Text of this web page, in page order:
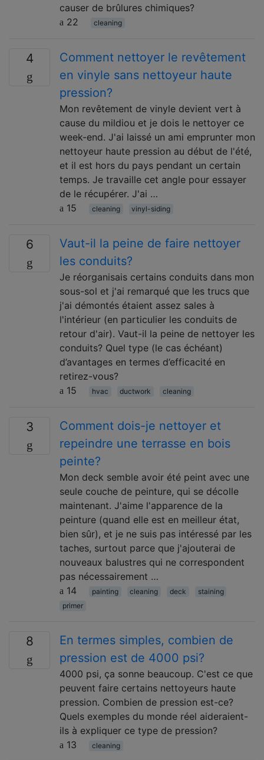
causer de brûlures chimiques?
22
cleaning
4
Comment nettoyer le revêtement
en vinyle sans nettoyeur haute
pression?
Mon revêtement de vinyle devient vert à
cause du mildiou et je dois le nettoyer ce
week-end. J'ai laissé un ami emprunter mon
nettoyeur haute pression au début de l'été,
et il est hors du pays pendant un certain
temps. Je travaille cet angle pour essayer
de le récupérer. J'ai …
15
cleaning vinyl-siding
6
Vaut-il la peine de faire nettoyer
les conduits?
Je réorganisais certains conduits dans mon
sous-sol et j'ai remarqué que les trucs que
j'ai démontés étaient assez sales à
l'intérieur (en particulier les conduits de
retour d'air). Vaut-il la peine de nettoyer les
conduits? Quel type (le cas échéant)
d’avantages en termes d’efficacité en
retirez-vous?
15
hvac ductwork cleaning
3
Comment dois-je nettoyer et
repeindre une terrasse en bois
peinte?
Mon deck semble avoir été peint avec une
seule couche de peinture, qui se décolle
maintenant. J'aime l'apparence de la
peinture (quand elle est en meilleur état,
bien sûr), et je ne suis pas intéressé par les
taches, surtout parce que j'ajouterai de
nouveaux balustres qui ne correspondent
pas nécessairement …
14
painting cleaning deck
staining
primer
8
En termes simples, combien de
pression est de 4000 psi?
4000 psi, ça sonne beaucoup. C'est ce que
peuvent faire certains nettoyeurs haute
pression. Combien de pression est-ce?
Quels exemples du monde réel aideraient-
ils à expliquer ce type de pression?
13
cleaning